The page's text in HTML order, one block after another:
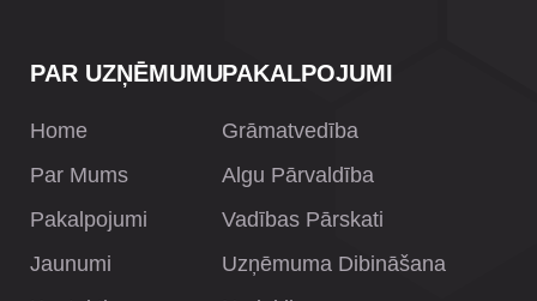
PAR UZŅĒMUMU
Home
Par Mums
Pakalpojumi
Jaunumi
PAKALPOJUMI
Grāmatvedība
Algu Pārvaldība
Vadības Pārskati
Uzņēmuma Dibināšana